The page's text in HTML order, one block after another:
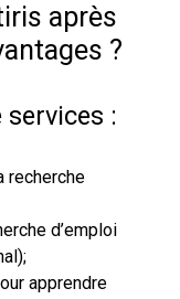
après
?
:
recherche
d’emploi
apprendre